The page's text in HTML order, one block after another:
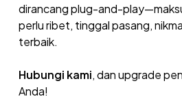
dirancang plug-and-
perlu ribet, tinggal pasang,
terbaik.
Hubungi kami, dan upgrade
Anda!